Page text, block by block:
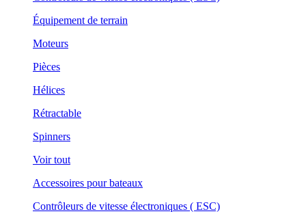
Équipement de terrain
Moteurs
Pièces
Hélices
Rétractable
Spinners
Voir tout
Accessoires pour bateaux
Contrôleurs de vitesse électroniques ( ESC)